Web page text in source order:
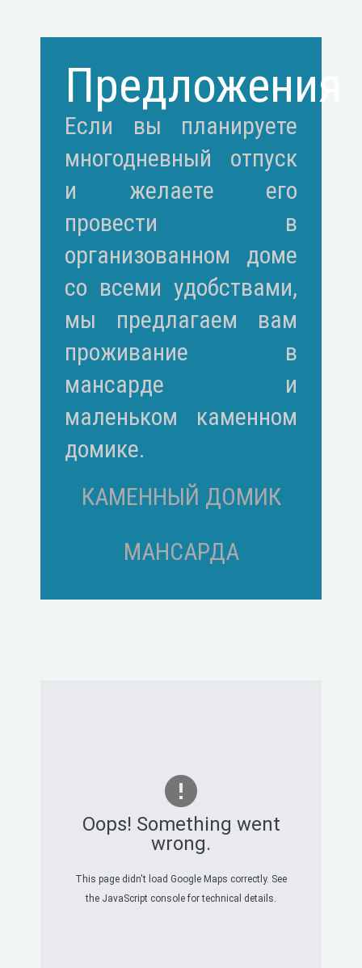
Предложения
Если вы планируете
многодневный отпуск
и желаете его
провести в
организованном доме
со всеми удобствами,
мы предлагаем вам
проживание в
мансарде и
маленьком каменном
домике.
КАМЕННЫЙ ДОМИК
МАНСАРДА
Oops! Something went
wrong.
This page didn't load Google Maps correctly. See
the JavaScript console for technical details.